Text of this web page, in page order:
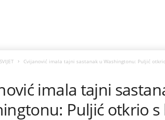
SVIJET Cvijanović imala tajni sastanak u Washingtonu: Puljić
imala tajni
Puljić otkrio s